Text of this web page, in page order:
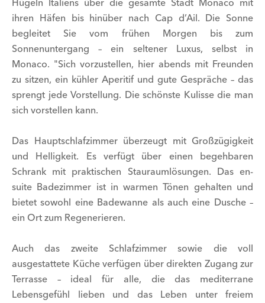
Hügeln Italiens über die gesamte Stadt Monaco mit
ihren Häfen bis hinüber nach Cap d’Ail. Die Sonne
begleitet Sie vom frühen Morgen bis zum
Sonnenuntergang – ein seltener Luxus, selbst in
Monaco. "Sich vorzustellen, hier abends mit Freunden
zu sitzen, ein kühler Aperitif und gute Gespräche – das
sprengt jede Vorstellung. Die schönste Kulisse die man
sich vorstellen kann.
Das Hauptschlafzimmer überzeugt mit Großzügigkeit
und Helligkeit. Es verfügt über einen begehbaren
Schrank mit praktischen Stauraumlösungen. Das en-
suite Badezimmer ist in warmen Tönen gehalten und
bietet sowohl eine Badewanne als auch eine Dusche –
ein Ort zum Regenerieren.
Auch das zweite Schlafzimmer sowie die voll
ausgestattete Küche verfügen über direkten Zugang zur
Terrasse – ideal für alle, die das mediterrane
Lebensgefühl lieben und das Leben unter freiem